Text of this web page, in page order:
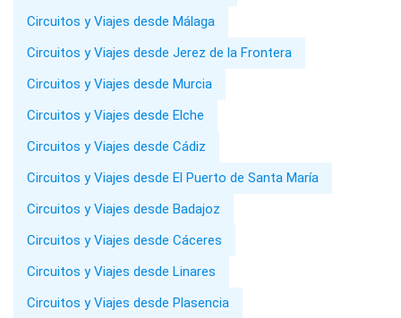
Circuitos y Viajes desde Málaga
Circuitos y Viajes desde Jerez de la Frontera
Circuitos y Viajes desde Murcia
Circuitos y Viajes desde Elche
Circuitos y Viajes desde Cádiz
Circuitos y Viajes desde El Puerto de Santa María
Circuitos y Viajes desde Badajoz
Circuitos y Viajes desde Cáceres
Circuitos y Viajes desde Linares
Circuitos y Viajes desde Plasencia